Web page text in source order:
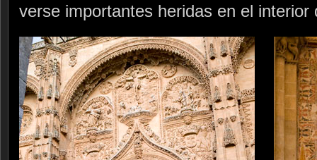
verse importantes heridas en el interior